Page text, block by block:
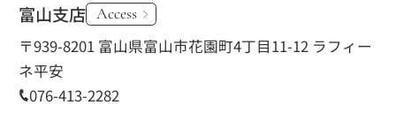
富山支店 Access
〒939-8201 富山県富山市花園町4丁目11-12 ラフィー
ネ平安
076-413-2282